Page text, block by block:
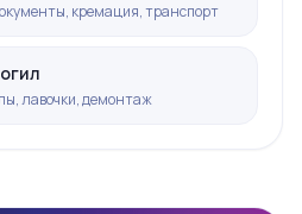
кремация, транспорт
лавочки, демонтаж